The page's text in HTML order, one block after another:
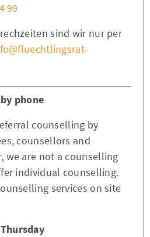
99
sind wir nur per
phone
counselling by
counsellors and
we are not a counselling
individual counselling.
services on site